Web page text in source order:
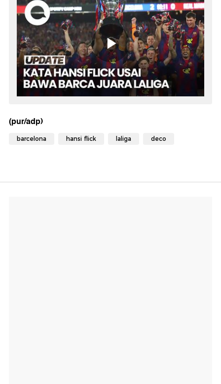
(pur/adp)
barcelona hansi flick laliga deco